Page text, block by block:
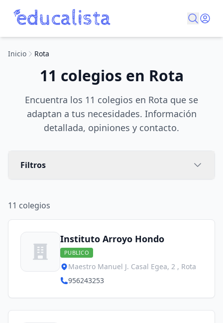
Inicio Rota
11 colegios en Rota
Encuentra los 11 colegios en Rota que se
adaptan a tus necesidades. Información
detallada, opiniones y contacto.
Filtros
11 colegios
Instituto Arroyo Hondo
PUBLICO
Maestro Manuel J. Casal Egea, 2 , Rota
956243253